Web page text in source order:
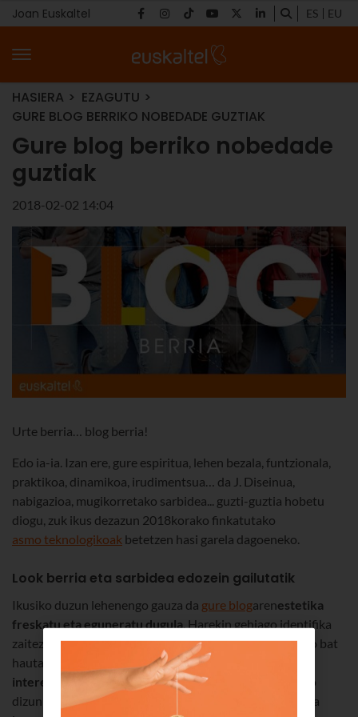
Joan Euskaltel ES EU
HASIERA
EZAGUTU
GURE BLOG BERRIKO NOBEDADE GUZTIAK
Gure blog berriko nobedade
guztiak
2018-02-02 14:04
Urte berria… blog berria!
Edo ia-ia. Izan ere, gure espiritua, lehen bezala, funtzionala,
praktikoa, dinamikoa, irudimentsua… da J. Diseinua,
nabigazioa, mugikorretako sarbidea... guzti-guztia hobetu
diogu, zuk ikus dezazun 2018korako finkatutako
asmo teknologikoak betetzen hasi garela dagoeneko.
Look berria eta sarbidea edozein gailutatik
Ikusiko duzun lehenengo gauza da gure blogarenestetika
freskatu eta eguneratu dugula. Harekin gehiago identifika
zaitezen nahi baitugu. Horregatik, diseinu eguneratuago bat
hautatu dugu, garbia eta irakurterrazagoa;
interesatzen zaizun edukia erraz aurkitzen
lagunduko
dizun diseinu bat. Baina hori egiteko beste arrazoi bat da